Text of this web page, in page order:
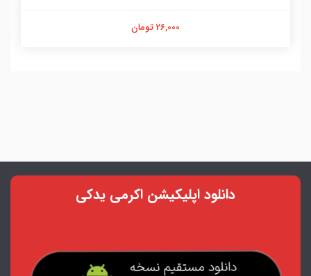
26,000 تومان
دانلود اپلیکیشن اکرمی یدکی